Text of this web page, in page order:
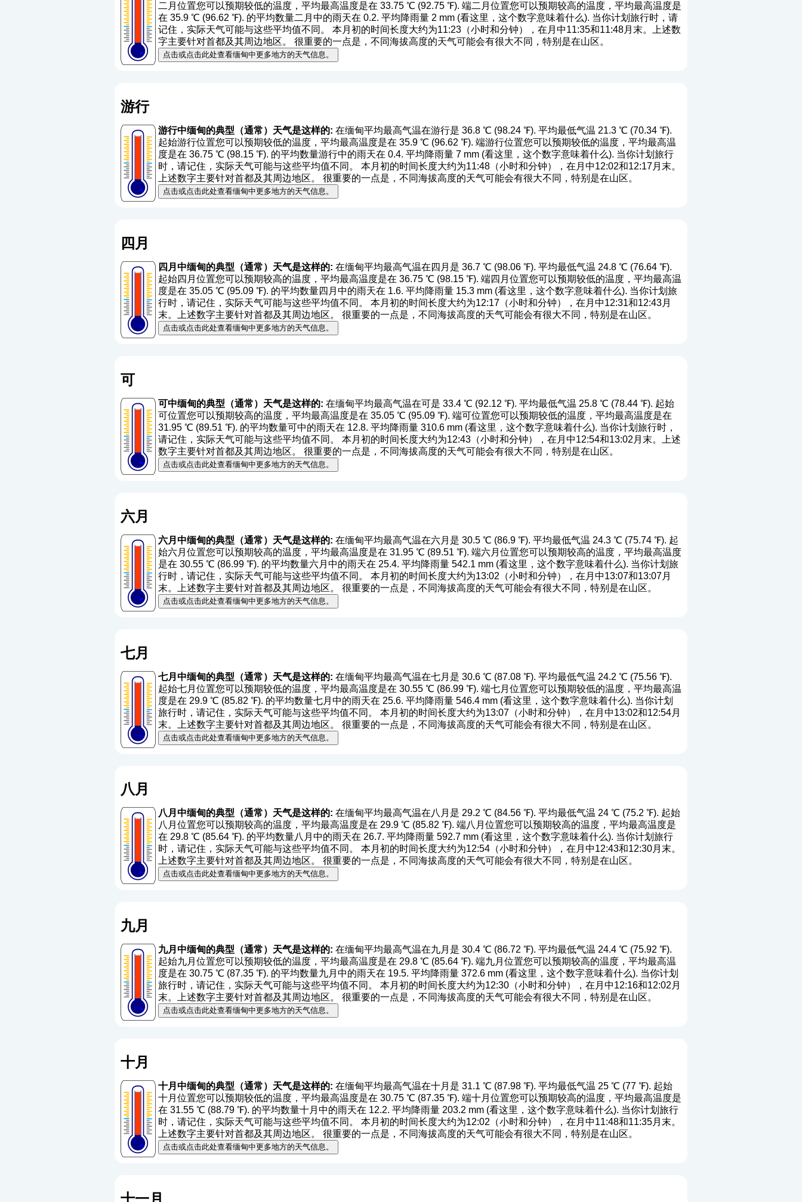
二月位置您可以预期较低的温度，平均最高温度是在 33.75 ℃ (92.75 ℉). 端二月位置您可以预期较高的温度，平均最高温度是
在 35.9 ℃ (96.62 ℉). 的平均数量二月中的雨天在 0.2. 平均降雨量 2 mm (看这里，这个数字意味着什么). 当你计划旅行时，请
记住，实际天气可能与这些平均值不同。 本月初的时间长度大约为11:23（小时和分钟），在月中11:35和11:48月末。上述数
字主要针对首都及其周边地区。 很重要的一点是，不同海拔高度的天气可能会有很大不同，特别是在山区。
点击或点击此处查看缅甸中更多地方的天气信息。
游行
游行中缅甸的典型（通常）天气是这样的: 在缅甸平均最高气温在游行是 36.8 ℃ (98.24 ℉). 平均最低气温 21.3 ℃ (70.34 ℉).
起始游行位置您可以预期较低的温度，平均最高温度是在 35.9 ℃ (96.62 ℉). 端游行位置您可以预期较低的温度，平均最高温
度是在 36.75 ℃ (98.15 ℉). 的平均数量游行中的雨天在 0.4. 平均降雨量 7 mm (看这里，这个数字意味着什么). 当你计划旅行
时，请记住，实际天气可能与这些平均值不同。 本月初的时间长度大约为11:48（小时和分钟），在月中12:02和12:17月末。
上述数字主要针对首都及其周边地区。 很重要的一点是，不同海拔高度的天气可能会有很大不同，特别是在山区。
点击或点击此处查看缅甸中更多地方的天气信息。
四月
四月中缅甸的典型（通常）天气是这样的: 在缅甸平均最高气温在四月是 36.7 ℃ (98.06 ℉). 平均最低气温 24.8 ℃ (76.64 ℉).
起始四月位置您可以预期较高的温度，平均最高温度是在 36.75 ℃ (98.15 ℉). 端四月位置您可以预期较低的温度，平均最高温
度是在 35.05 ℃ (95.09 ℉). 的平均数量四月中的雨天在 1.6. 平均降雨量 15.3 mm (看这里，这个数字意味着什么). 当你计划旅
行时，请记住，实际天气可能与这些平均值不同。 本月初的时间长度大约为12:17（小时和分钟），在月中12:31和12:43月
末。上述数字主要针对首都及其周边地区。 很重要的一点是，不同海拔高度的天气可能会有很大不同，特别是在山区。
点击或点击此处查看缅甸中更多地方的天气信息。
可
可中缅甸的典型（通常）天气是这样的: 在缅甸平均最高气温在可是 33.4 ℃ (92.12 ℉). 平均最低气温 25.8 ℃ (78.44 ℉). 起始
可位置您可以预期较高的温度，平均最高温度是在 35.05 ℃ (95.09 ℉). 端可位置您可以预期较低的温度，平均最高温度是在
31.95 ℃ (89.51 ℉). 的平均数量可中的雨天在 12.8. 平均降雨量 310.6 mm (看这里，这个数字意味着什么). 当你计划旅行时，
请记住，实际天气可能与这些平均值不同。 本月初的时间长度大约为12:43（小时和分钟），在月中12:54和13:02月末。上述
数字主要针对首都及其周边地区。 很重要的一点是，不同海拔高度的天气可能会有很大不同，特别是在山区。
点击或点击此处查看缅甸中更多地方的天气信息。
六月
六月中缅甸的典型（通常）天气是这样的: 在缅甸平均最高气温在六月是 30.5 ℃ (86.9 ℉). 平均最低气温 24.3 ℃ (75.74 ℉). 起
始六月位置您可以预期较高的温度，平均最高温度是在 31.95 ℃ (89.51 ℉). 端六月位置您可以预期较高的温度，平均最高温度
是在 30.55 ℃ (86.99 ℉). 的平均数量六月中的雨天在 25.4. 平均降雨量 542.1 mm (看这里，这个数字意味着什么). 当你计划旅
行时，请记住，实际天气可能与这些平均值不同。 本月初的时间长度大约为13:02（小时和分钟），在月中13:07和13:07月
末。上述数字主要针对首都及其周边地区。 很重要的一点是，不同海拔高度的天气可能会有很大不同，特别是在山区。
点击或点击此处查看缅甸中更多地方的天气信息。
七月
七月中缅甸的典型（通常）天气是这样的: 在缅甸平均最高气温在七月是 30.6 ℃ (87.08 ℉). 平均最低气温 24.2 ℃ (75.56 ℉).
起始七月位置您可以预期较低的温度，平均最高温度是在 30.55 ℃ (86.99 ℉). 端七月位置您可以预期较低的温度，平均最高温
度是在 29.9 ℃ (85.82 ℉). 的平均数量七月中的雨天在 25.6. 平均降雨量 546.4 mm (看这里，这个数字意味着什么). 当你计划
旅行时，请记住，实际天气可能与这些平均值不同。 本月初的时间长度大约为13:07（小时和分钟），在月中13:02和12:54月
末。上述数字主要针对首都及其周边地区。 很重要的一点是，不同海拔高度的天气可能会有很大不同，特别是在山区。
点击或点击此处查看缅甸中更多地方的天气信息。
八月
八月中缅甸的典型（通常）天气是这样的: 在缅甸平均最高气温在八月是 29.2 ℃ (84.56 ℉). 平均最低气温 24 ℃ (75.2 ℉). 起始
八月位置您可以预期较高的温度，平均最高温度是在 29.9 ℃ (85.82 ℉). 端八月位置您可以预期较高的温度，平均最高温度是
在 29.8 ℃ (85.64 ℉). 的平均数量八月中的雨天在 26.7. 平均降雨量 592.7 mm (看这里，这个数字意味着什么). 当你计划旅行
时，请记住，实际天气可能与这些平均值不同。 本月初的时间长度大约为12:54（小时和分钟），在月中12:43和12:30月末。
上述数字主要针对首都及其周边地区。 很重要的一点是，不同海拔高度的天气可能会有很大不同，特别是在山区。
点击或点击此处查看缅甸中更多地方的天气信息。
九月
九月中缅甸的典型（通常）天气是这样的: 在缅甸平均最高气温在九月是 30.4 ℃ (86.72 ℉). 平均最低气温 24.4 ℃ (75.92 ℉).
起始九月位置您可以预期较低的温度，平均最高温度是在 29.8 ℃ (85.64 ℉). 端九月位置您可以预期较高的温度，平均最高温
度是在 30.75 ℃ (87.35 ℉). 的平均数量九月中的雨天在 19.5. 平均降雨量 372.6 mm (看这里，这个数字意味着什么). 当你计划
旅行时，请记住，实际天气可能与这些平均值不同。 本月初的时间长度大约为12:30（小时和分钟），在月中12:16和12:02月
末。上述数字主要针对首都及其周边地区。 很重要的一点是，不同海拔高度的天气可能会有很大不同，特别是在山区。
点击或点击此处查看缅甸中更多地方的天气信息。
十月
十月中缅甸的典型（通常）天气是这样的: 在缅甸平均最高气温在十月是 31.1 ℃ (87.98 ℉). 平均最低气温 25 ℃ (77 ℉). 起始
十月位置您可以预期较低的温度，平均最高温度是在 30.75 ℃ (87.35 ℉). 端十月位置您可以预期较高的温度，平均最高温度是
在 31.55 ℃ (88.79 ℉). 的平均数量十月中的雨天在 12.2. 平均降雨量 203.2 mm (看这里，这个数字意味着什么). 当你计划旅行
时，请记住，实际天气可能与这些平均值不同。 本月初的时间长度大约为12:02（小时和分钟），在月中11:48和11:35月末。
上述数字主要针对首都及其周边地区。 很重要的一点是，不同海拔高度的天气可能会有很大不同，特别是在山区。
点击或点击此处查看缅甸中更多地方的天气信息。
十一月